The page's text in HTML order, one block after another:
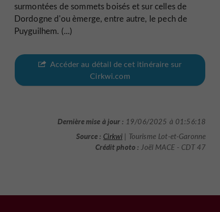
surmontées de sommets boisés et sur celles de
Dordogne d'ou èmerge, entre autre, le pech de
Puyguilhem. (...)
Accéder au détail de cet itinéraire sur
Cirkwi.com
Dernière mise à jour : 19/06/2025 à 01:56:18
Source : Cirkwi | Tourisme Lot-et-Garonne
Crédit photo : Joël MACE - CDT 47